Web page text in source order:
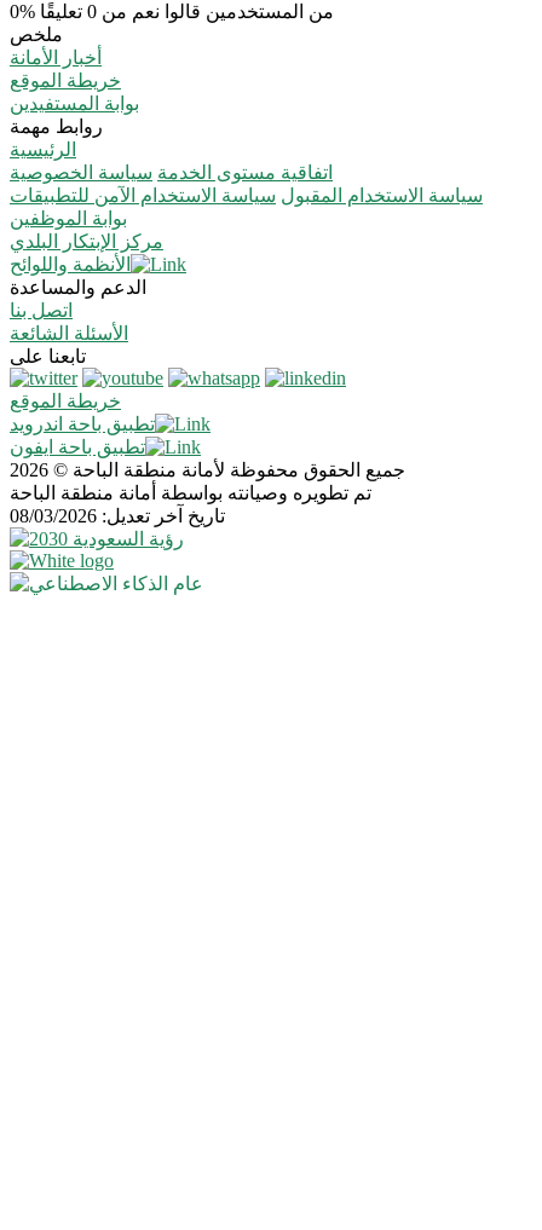
0% من المستخدمين قالوا نعم من 0 تعليقًا
ملخص
أخبار الأمانة
خريطة الموقع
بوابة المستفيدين
روابط مهمة
الرئيسية
سياسة الخصوصية اتفاقية مستوى الخدمة
سياسة الاستخدام الآمن للتطبيقات سياسة الاستخدام المقبول
بوابة الموظفين
مركز الإبتكار البلدي
الأنظمة واللوائح
الدعم والمساعدة
اتصل بنا
الأسئلة الشائعة
تابعنا على
خريطة الموقع
تطبيق باحة اندرويد
تطبيق باحة ايفون
جميع الحقوق محفوظة لأمانة منطقة الباحة © 2026
تم تطويره وصيانته بواسطة أمانة منطقة الباحة
تاريخ آخر تعديل: 08/03/2026